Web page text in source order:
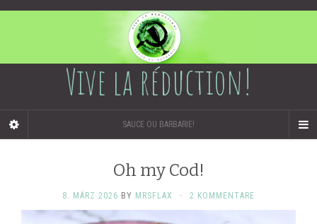
Vive la réduction!
SAUCE OU BARBARIE!
Oh my Cod!
8. MÄRZ 2026 BY MRSFLAX · 2 KOMMENTARE